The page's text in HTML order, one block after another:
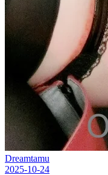
Dreamtamu
2025-10-24